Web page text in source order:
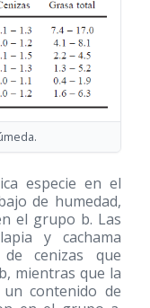
especie en el
de humedad,
el grupo b. Las
y cachama
cenizas que
mientras que la
contenido de